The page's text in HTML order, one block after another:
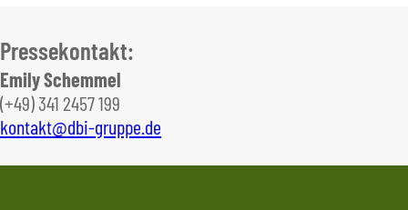
Pressekontakt:
Emily Schemmel
(+49) 341 2457 199
kontakt@dbi-gruppe.de